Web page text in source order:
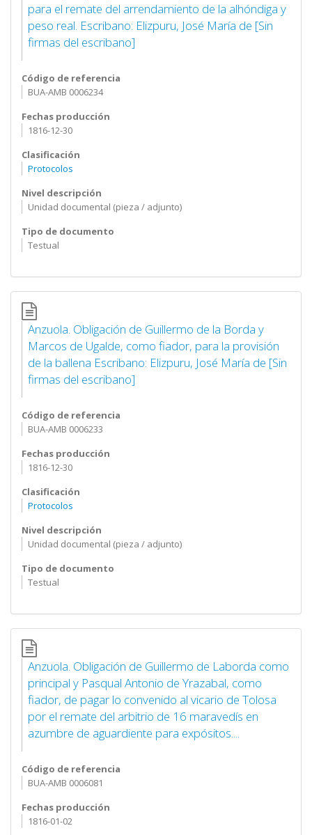
para el remate del arrendamiento de la alhóndiga y
peso real. Escribano: Elizpuru, José María de [Sin
firmas del escribano]
Código de referencia
BUA-AMB 0006234
Fechas producción
1816-12-30
Clasificación
Protocolos
Nivel descripción
Unidad documental (pieza / adjunto)
Tipo de documento
Testual
Anzuola. Obligación de Guillermo de la Borda y
Marcos de Ugalde, como fiador, para la provisión
de la ballena Escribano: Elizpuru, José María de [Sin
firmas del escribano]
Código de referencia
BUA-AMB 0006233
Fechas producción
1816-12-30
Clasificación
Protocolos
Nivel descripción
Unidad documental (pieza / adjunto)
Tipo de documento
Testual
Anzuola. Obligación de Guillermo de Laborda como
principal y Pasqual Antonio de Yrazabal, como
fiador, de pagar lo convenido al vicario de Tolosa
por el remate del arbitrio de 16 maravedís en
azumbre de aguardiente para expósitos....
Código de referencia
BUA-AMB 0006081
Fechas producción
1816-01-02